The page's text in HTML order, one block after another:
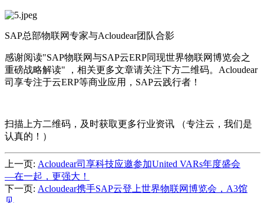
SAP总部物联网专家与Acloudear团队合影
感谢阅读"SAP物联网与SAP云ERP同现世界物联网博览会之
重磅战略解读" ，相关更多文章请关注下方二维码。Acloudear
司享专注于云ERP等商业应用，SAP云践行者！
扫描上方二维码，及时获取更多行业资讯 （专注云，我们是
认真的！）
上一页: Acloudear司享科技应邀参加United VARs年度盛会
—在一起，更强大！
下一页: Acloudear携手SAP云登上世界物联网博览会，A3馆